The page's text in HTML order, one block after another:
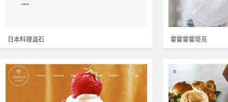
日本料理温石 霍霍霍霍塔克